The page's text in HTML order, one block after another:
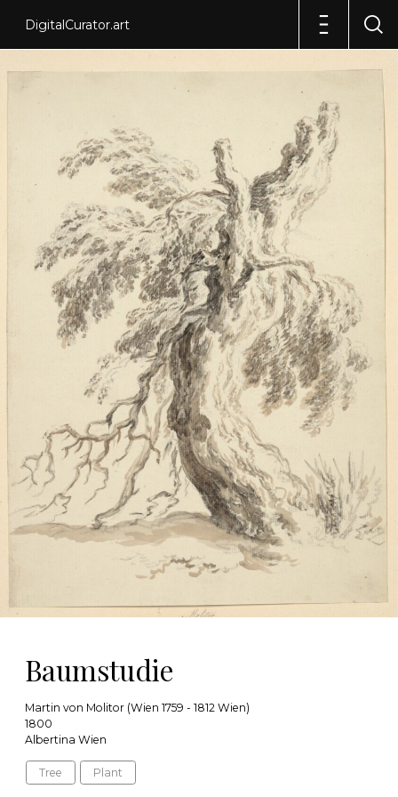
DigitalCurator.art
Baumstudie
Martin von Molitor (Wien 1759 - 1812 Wien)
1800
Albertina Wien
Tree Plant